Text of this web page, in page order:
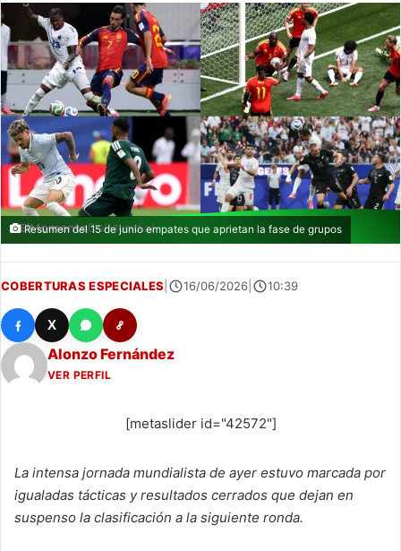
Resumen del 15 de junio empates que aprietan la fase de grupos
COBERTURAS ESPECIALES 16/06/2026 10:39
X
Alonzo Fernández
VER PERFIL
[metaslider id="42572"]
La intensa jornada mundialista de ayer estuvo marcada por
igualadas tácticas y resultados cerrados que dejan en
suspenso la clasificación a la siguiente ronda.